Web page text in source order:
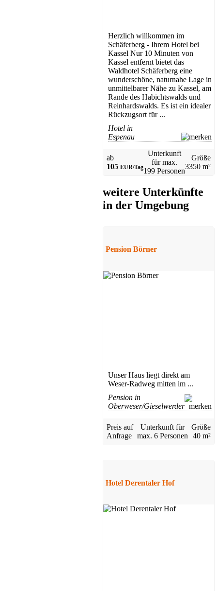
Hotel
Weserbergland
ab 45 EUR/Tag
Herzlich willkommen im
Schäferberg - Ihrem Hotel bei
Kassel Nur 10 Minuten von
Kassel entfernt bietet das
Waldhotel Schäferberg eine
wunderschöne, naturnahe Lage in
unmittelbarer Nähe zu Kassel, am
Rande des Habichtswalds und
Reinhardswalds. Es ist ein idealer
Rückzugsort für ...
Hotel in
Espenau
ab
105 EUR/Tag
Unterkunft
für max.
199 Personen
Größe
3350 m²
weitere Unterkünfte
in der Umgebung
Pension Börner
Unser Haus liegt direkt am
Weser-Radweg mitten im ...
Pension in
Oberweser/Gieselwerder
Preis auf
Anfrage
Unterkunft für
max. 6 Personen
Größe
40 m²
Hotel Derentaler Hof